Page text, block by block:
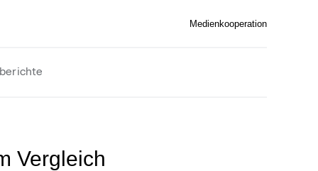
Medienkooperation
Vergleich